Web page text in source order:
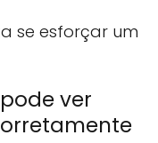
se esforçar um
ver